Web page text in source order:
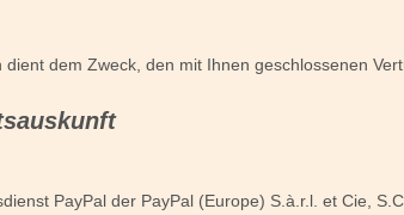
dem Zweck, den mit Ihnen geschlossenen
PayPal der PayPal (Europe) S.à.r.l. et Cie,